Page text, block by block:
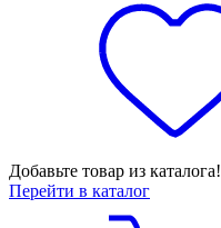
Добавьте товар из каталога!
Перейти в каталог